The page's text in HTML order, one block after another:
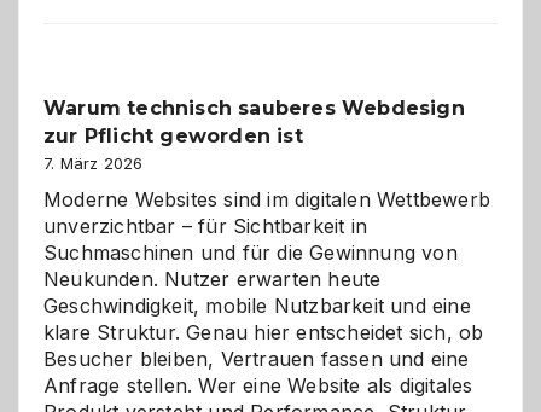
den
Logikrätseln
Warum technisch sauberes Webdesign
zur Pflicht geworden ist
7. März 2026
Moderne Websites sind im digitalen Wettbewerb
unverzichtbar – für Sichtbarkeit in
Suchmaschinen und für die Gewinnung von
Neukunden. Nutzer erwarten heute
Geschwindigkeit, mobile Nutzbarkeit und eine
klare Struktur. Genau hier entscheidet sich, ob
Besucher bleiben, Vertrauen fassen und eine
Anfrage stellen. Wer eine Website als digitales